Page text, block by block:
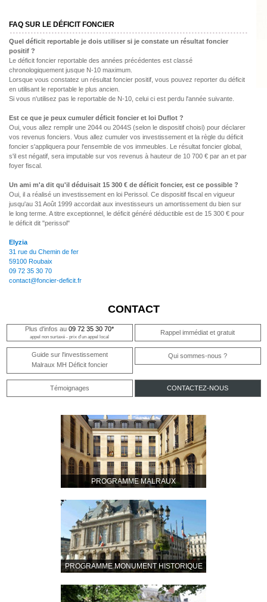
FAQ SUR LE DÉFICIT FONCIER
Quel déficit reportable je dois utiliser si je constate un résultat foncier
positif ?
Le déficit foncier reportable des années précédentes est classé
chronologiquement jusque N-10 maximum.
Lorsque vous constatez un résultat foncier positif, vous pouvez reporter du déficit
en utilisant le reportable le plus ancien.
Si vous n'utilisez pas le reportable de N-10, celui ci est perdu l'année suivante.
Est ce que je peux cumuler déficit foncier et loi Duflot ?
Oui, vous allez remplir une 2044 ou 2044S (selon le dispositif choisi) pour déclarer
vos revenus fonciers. Vous allez cumuler vos investissement et la règle du déficit
foncier s'appliquera pour l'ensemble de vos immeubles. Le résultat foncier global,
s'il est négatif, sera imputable sur vos revenus à hauteur de 10 700 € par an et par
foyer fiscal.
Un ami m'a dit qu'il déduisait 15 300 € de déficit foncier, est ce possible ?
Oui, il a réalisé un investissement en loi Perissol. Ce dispositif fiscal en vigueur
jusqu'au 31 Août 1999 accordait aux investisseurs un amortissement du bien sur
le long terme. A titre exceptionnel, le déficit généré déductible est de 15 300 € pour
le déficit dit "perissol"
Elyzia
31 rue du Chemin de fer
59100 Roubaix
09 72 35 30 70
contact@foncier-deficit.fr
CONTACT
Plus d'infos au 09 72 35 30 70*
appel non surtaxé - prix d'un appel local
Rappel immédiat et gratuit
Guide sur l'investissement
Malraux MH Déficit foncier
Qui sommes-nous ?
Témoignages CONTACTEZ-NOUS
PROGRAMME MALRAUX
PROGRAMME MONUMENT HISTORIQUE